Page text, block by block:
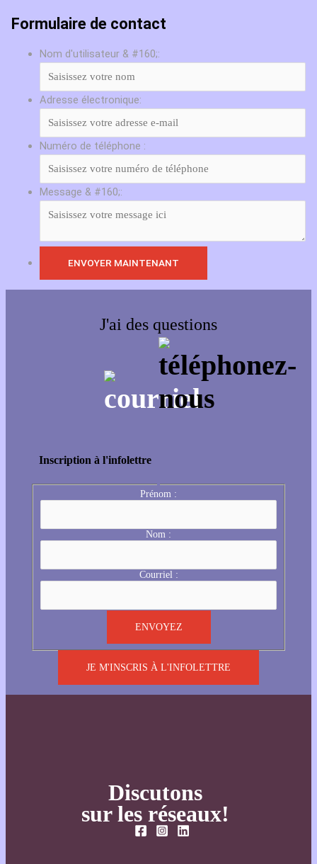
Formulaire de contact
Nom d'utilisateur & #160;:
Adresse électronique:
Numéro de téléphone :
Message & #160;:
J'ai des questions
Inscription à l'infolettre
Prénom :
Nom :
Courriel :
JE M'INSCRIS À L'INFOLETTRE
Discutons
sur les réseaux!